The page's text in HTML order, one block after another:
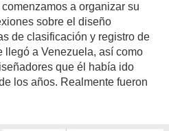
a organizar su
sobre el diseño
de clasificación y registro de
llegó a Venezuela, así como
que él había ido
los años. Realmente fueron